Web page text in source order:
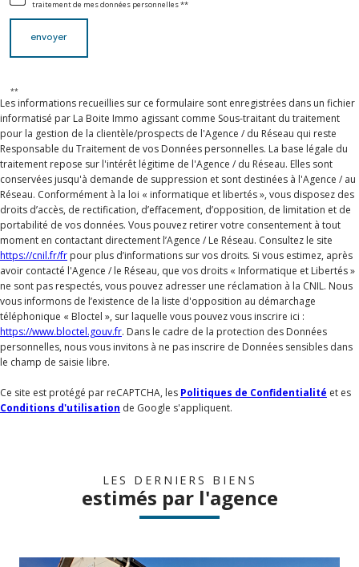
traitement de mes données personnelles **
envoyer
**
Les informations recueillies sur ce formulaire sont enregistrées dans un fichier
informatisé par La Boite Immo agissant comme Sous-traitant du traitement
pour la gestion de la clientèle/prospects de l'Agence / du Réseau qui reste
Responsable du Traitement de vos Données personnelles. La base légale du
traitement repose sur l'intérêt légitime de l'Agence / du Réseau. Elles sont
conservées jusqu'à demande de suppression et sont destinées à l'Agence / au
Réseau. Conformément à la loi « informatique et libertés », vous disposez des
droits d’accès, de rectification, d’effacement, d’opposition, de limitation et de
portabilité de vos données. Vous pouvez retirer votre consentement à tout
moment en contactant directement l’Agence / Le Réseau. Consultez le site
https://cnil.fr/fr pour plus d’informations sur vos droits. Si vous estimez, après
avoir contacté l'Agence / le Réseau, que vos droits « Informatique et Libertés »
ne sont pas respectés, vous pouvez adresser une réclamation à la CNIL. Nous
vous informons de l’existence de la liste d'opposition au démarchage
téléphonique « Bloctel », sur laquelle vous pouvez vous inscrire ici :
https://www.bloctel.gouv.fr. Dans le cadre de la protection des Données
personnelles, nous vous invitons à ne pas inscrire de Données sensibles dans
le champ de saisie libre.
Ce site est protégé par reCAPTCHA, les Politiques de Confidentialité et es
Conditions d'utilisation de Google s'appliquent.
LES DERNIERS BIENS
estimés par l'agence